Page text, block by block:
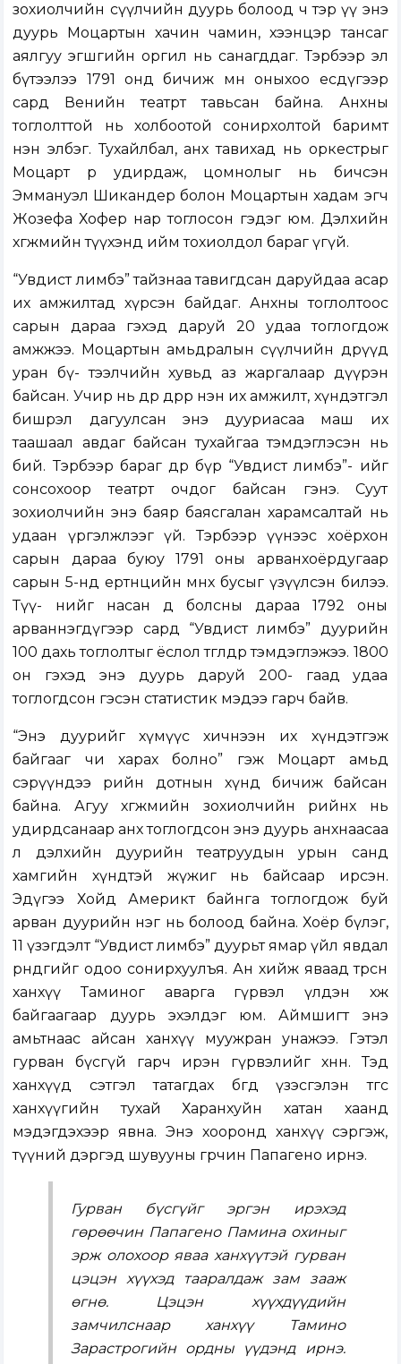
зохиолчийн сүүлчийн дуурь болоод ч тэр үү энэ
дуурь Моцартын хачин чамин, хээнцэр тансаг
аялгуу эгшгийн оргил нь санагддаг. Тэрбээр эл
бүтээлээ 1791 онд бичиж мөн оныхоо есдүгээр
сард Венийн театрт тавьсан байна. Анхны
тоглолттой нь холбоотой сонирхолтой баримт
нэн элбэг. Тухайлбал, анх тавихад нь оркестрыг
Моцарт өөрөө удирдаж, цомнолыг нь бичсэн
Эммануэл Шикандер болон Моцартын хадам эгч
Жозефа Хофер нар тоглосон гэдэг юм. Дэлхийн
хөгжмийн түүхэнд ийм тохиолдол бараг үгүй.
“Увдист лимбэ” тайзнаа тавигдсан даруйдаа асар
их амжилтад хүрсэн байдаг. Анхны тоглолтоос
сарын дараа гэхэд даруй 20 удаа тоглогдож
амжжээ. Моцартын амьдралын сүүлчийн өдрүүд
уран бү- тээлчийн хувьд аз жаргалаар дүүрэн
байсан. Учир нь өдөр өдрөөр нэн их амжилт, хүндэтгэл
бишрэл дагуулсан энэ дууриасаа маш их
таашаал авдаг байсан тухайгаа тэмдэглэсэн нь
бий. Тэрбээр бараг өдөр бүр “Увдист лимбэ”- ийг
сонсохоор театрт очдог байсан гэнэ. Суут
зохиолчийн энэ баяр баясгалан харамсалтай нь
удаан үргэлжлээг үй. Тэрбээр үүнээс хоёрхон
сарын дараа буюу 1791 оны арванхоёрдугаар
сарын 5-нд ертөнцийн мөнх бусыг үзүүлсэн билээ.
Түү- нийг насан өөд болсны дараа 1792 оны
арваннэгдүгээр сард “Увдист лимбэ” дуурийн
100 дахь тоглолтыг ёслол төгөлдөр тэмдэглэжээ. 1800
он гэхэд энэ дуурь даруй 200- гаад удаа
тоглогдсон гэсэн статистик мэдээ гарч байв.
“Энэ дуурийг хүмүүс хичнээн их хүндэтгэж
байгааг чи харах болно” гэж Моцарт амьд
сэрүүндээ өөрийн дотнын хүнд бичиж байсан
байна. Агуу хөгжмийн зохиолчийн өөрийнх нь
удирдсанаар анх тоглогдсон энэ дуурь анхнаасаа
л дэлхийн дуурийн театруудын урын санд
хамгийн хүндтэй жүжиг нь байсаар ирсэн.
Эдүгээ Хойд Америкт байнга тоглогдож буй
арван дуурийн нэг нь болоод байна. Хоёр бүлэг,
11 үзэгдэлт “Увдист лимбэ” дуурьт ямар үйл явдал
өрнөдгийг одоо сонирхуулъя. Ан хийж яваад төөрсөн
ханхүү Таминог аварга гүрвэл үлдэн хөөж
байгаагаар дуурь эхэлдэг юм. Аймшигт энэ
амьтнаас айсан ханхүү муужран унажээ. Гэтэл
гурван бүсгүй гарч ирэн гүрвэлийг хөнөөнө. Тэд
ханхүүд сэтгэл татагдах бөгөөд үзэсгэлэн төгс
ханхүүгийн тухай Харанхуйн хатан хаанд
мэдэгдэхээр явна. Энэ хооронд ханхүү сэргэж,
түүний дэргэд шувууны гөрөөчин Папагено ирнэ.
Гурван бүсгүйг эргэн ирэхэд
гөрөөчин Папагено Памина охиныг
эрж олохоор яваа ханхүүтэй гурван
цэцэн хүүхэд тааралдаж зам зааж
өгнө. Цэцэн хүүхдүүдийн
замчилснаар ханхүү Тамино
Зарастрогийн ордны үүдэнд ирнэ.